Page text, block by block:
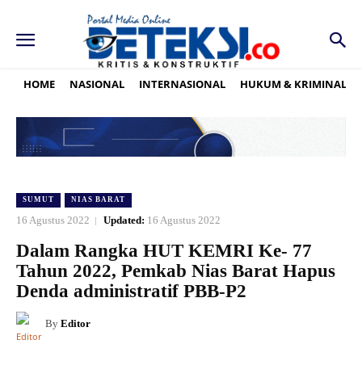
HOME NASIONAL INTERNASIONAL HUKUM & KRIMINAL
SUMUT NIAS BARAT
16 Agustus 2022 Updated: 16 Agustus 2022
Dalam Rangka HUT KEMRI Ke- 77
Tahun 2022, Pemkab Nias Barat Hapus
Denda administratif PBB-P2
By Editor